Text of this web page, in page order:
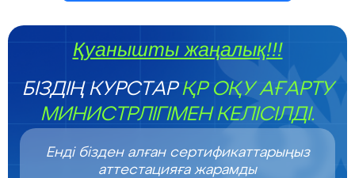
Қуанышты жаңалық!!!
БІЗДІҢ КУРСТАРҚР ОҚУ АҒАРТУ
МИНИСТРЛІГІМЕН КЕЛІСІЛДІ.
Енді бізден алған сертификаттарыңыз
аттестацияға жарамды